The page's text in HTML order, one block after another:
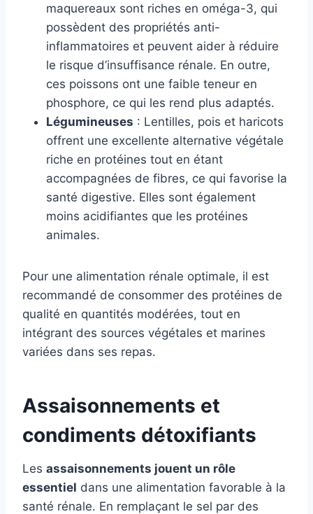
maquereaux sont riches en oméga-3, qui
possèdent des propriétés anti-
inflammatoires et peuvent aider à réduire
le risque d’insuffisance rénale. En outre,
ces poissons ont une faible teneur en
phosphore, ce qui les rend plus adaptés.
Légumineuses : Lentilles, pois et haricots
offrent une excellente alternative végétale
riche en protéines tout en étant
accompagnées de fibres, ce qui favorise la
santé digestive. Elles sont également
moins acidifiantes que les protéines
animales.
Pour une alimentation rénale optimale, il est
recommandé de consommer des protéines de
qualité en quantités modérées, tout en
intégrant des sources végétales et marines
variées dans ses repas.
Assaisonnements et
condiments détoxifiants
Les assaisonnements jouent un rôle
essentiel dans une alimentation favorable à la
santé rénale. En remplaçant le sel par des